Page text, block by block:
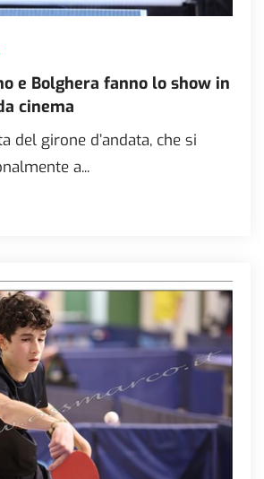
e Bolghera fanno lo show in
cinema
del girone d’andata, che si
a...